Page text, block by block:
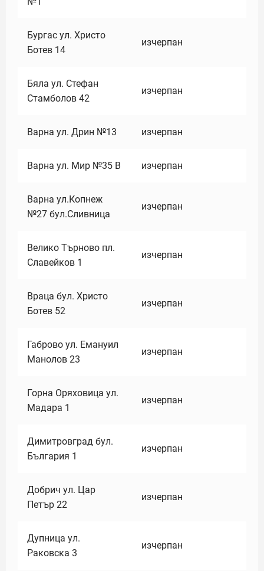
Бургас ул. Христо
Ботев 14
изчерпан
Бяла ул. Стефан
Стамболов 42
изчерпан
Варна ул. Дрин №13 изчерпан
Варна ул. Мир №35 В изчерпан
Варна ул.Копнеж
№27 бул.Сливница
изчерпан
Велико Търново пл.
Славейков 1
изчерпан
Враца бул. Христо
Ботев 52
изчерпан
Габрово ул. Емануил
Манолов 23
изчерпан
Горна Оряховица ул.
Мадара 1
изчерпан
Димитровград бул.
България 1
изчерпан
Добрич ул. Цар
Петър 22
изчерпан
Дупница ул.
Раковска 3
изчерпан